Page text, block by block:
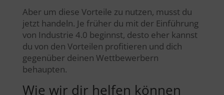
Aber um diese Vorteile zu nutzen, musst du
jetzt handeln. Je früher du mit der Einführung
von Industrie 4.0 beginnst, desto eher kannst
du von den Vorteilen profitieren und dich
gegenüber deinen Wettbewerbern
behaupten.
Wie wir dir helfen können